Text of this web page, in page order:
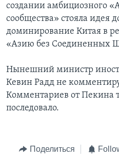
создании амбициозного
сообщества» стояла идея
доминирование Китая в
«Азию без Соединенных
Нынешний министр
Кевин Радд не
Комментариев от Пекина
последовало.
Поделиться